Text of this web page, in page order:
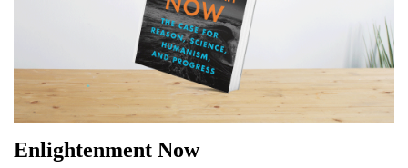
Enlightenment Now